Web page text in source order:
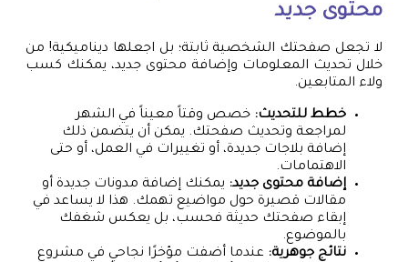
محتوى جديد
لا تجعل صفحتك الشخصية ثابتة؛ بل اجعلها ديناميكية! من
خلال تحديث المعلومات وإضافة محتوى جديد، يمكنك كسب
ولاء المتابعين.
خطط للتحديث: خصص وقتاً معيناً في الشهر
لمراجعة وتحديث صفحتك. يمكن أن يتضمن ذلك
إضافة بلاجات جديدة، أو تغييرات في العمل، أو حتى
الاهتمامات.
إضافة محتوى جديد: يمكنك إضافة مدونات جديدة أو
مقالات قصيرة حول مواضيع تهمك. هذا لا يساعد في
إبقاء صفحتك حديثة فحسب، بل يعكس شغفك
بالموضوع.
نتائج جوهرية: عندما أضفت مؤخرًا نجاحي في مشروع